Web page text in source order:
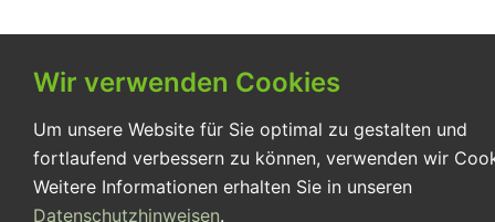
Wir verwenden Cookies
Um unsere Website für Sie optimal zu gestalten und
fortlaufend verbessern zu können, verwenden wir
Weitere Informationen erhalten Sie in unseren
Datenschutzhinweisen.